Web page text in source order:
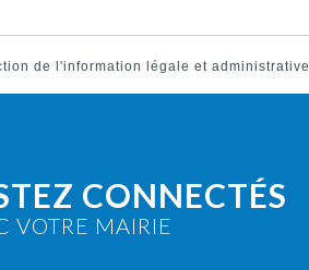
de l'information légale et administrative
CONNECTÉS
VOTRE MAIRIE